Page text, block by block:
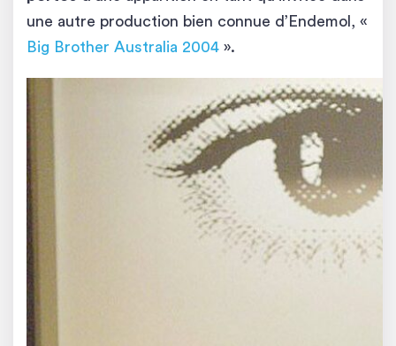
une autre production bien connue d’Endemol, «
Big Brother Australia 2004 ».